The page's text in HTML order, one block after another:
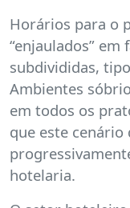
Horários para o
“enjaulados” em
subdivididas,
Ambientes
em todos os
que este
hotelaria.